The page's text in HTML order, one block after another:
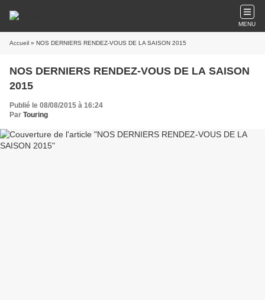
MENU
Accueil » NOS DERNIERS RENDEZ-VOUS DE LA SAISON 2015
NOS DERNIERS RENDEZ-VOUS DE LA SAISON
2015
Publié le 08/08/2015 à 16:24
Par Touring